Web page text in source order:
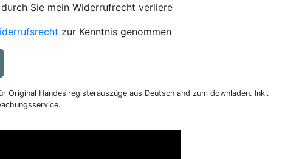
Sie mein Widerrufrecht verliere
zur Kenntnis genommen
Original Handeslregisterauszüge aus Deutschland zum downladen. Inkl.